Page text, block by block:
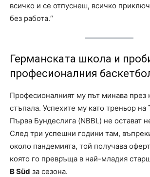
всичко и се отпуснеш, всичко
без работа.“
Германската школа и
професионалния
Професионалният му път минава през
стъпала. Успехите му като треньор на
Първа Бундеслига (NBBL) не остават
След три успешни години там,
около пандемията, той получава
която го превръща в най-младия
B Süd за сезона.